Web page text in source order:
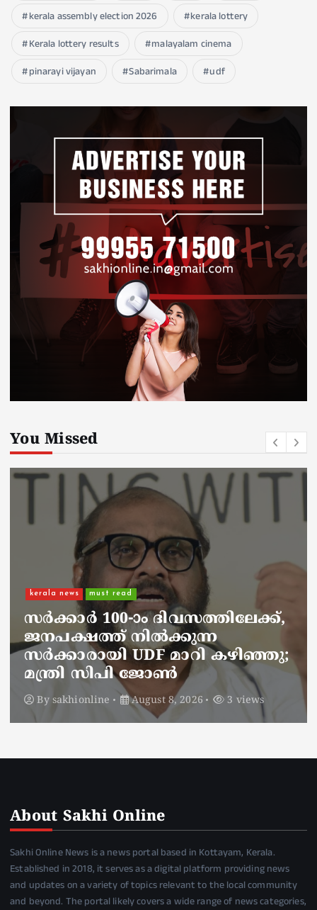
kerala assembly election 2026
kerala lottery
Kerala lottery results
malayalam cinema
pinarayi vijayan
Sabarimala udf
You Missed
must read
നാടെങ്ങും പൊലീസ് തിരയുന്നു,
ചായകുടിക്കാൻ എടപ്പാളിലെത്തി
അർജുൻ ആയങ്കി;
സഞ്ചരിക്കുന്നത് വാഹനങ്ങൾ
മാറ്റി
By sakhionline August 8, 2026 5 views
About Sakhi Online
Sakhi Online News is a news portal based in Kottayam, Kerala.
Established in 2018, it serves as a digital platform providing news
and updates on a variety of topics relevant to the local community
and beyond. The portal likely covers a wide range of news categories,